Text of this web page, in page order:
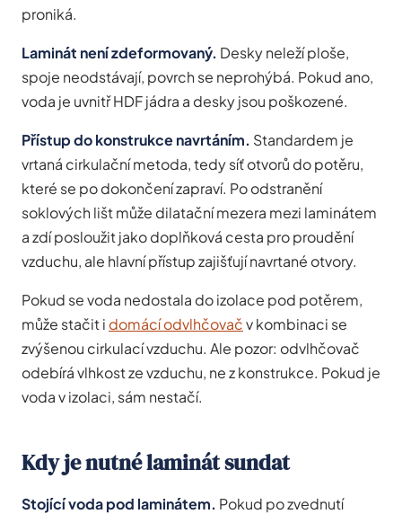
proniká.
Laminát není zdeformovaný. Desky neleží ploše,
spoje neodstávají, povrch se neprohýbá. Pokud ano,
voda je uvnitř HDF jádra a desky jsou poškozené.
Přístup do konstrukce navrtáním. Standardem je
vrtaná cirkulační metoda, tedy síť otvorů do potěru,
které se po dokončení zapraví. Po odstranění
soklových lišt může dilatační mezera mezi laminátem
a zdí posloužit jako doplňková cesta pro proudění
vzduchu, ale hlavní přístup zajišťují navrtané otvory.
Pokud se voda nedostala do izolace pod potěrem,
může stačit i domácí odvlhčovačv kombinaci se
zvýšenou cirkulací vzduchu. Ale pozor: odvlhčovač
odebírá vlhkost ze vzduchu, ne z konstrukce. Pokud je
voda v izolaci, sám nestačí.
Kdy je nutné laminát sundat
Stojící voda pod laminátem. Pokud po zvednutí